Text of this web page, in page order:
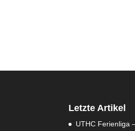
Letzte Artikel
UTHC Ferienliga